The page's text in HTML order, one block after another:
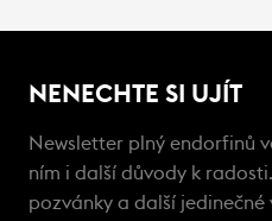
NENECHTE SI UJÍT
Newsletter plný endorfinů
ním i další důvody k
pozvánky a další jedinečné